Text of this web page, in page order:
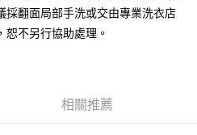
採翻面局部手洗或交由專業洗衣店
恕不另行協助處理。
相關推薦